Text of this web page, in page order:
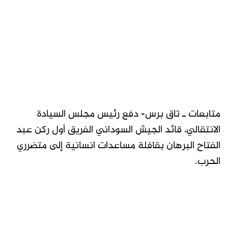
متابعات ـ تاق برس- دفع رئيس مجلس السيادة
الانتقالي، قائد الجيش السوداني الفريق أول ركن عبد
الفتاح البرهان بقافلة مساعدات انسانية إلى متضرري
الحرب.